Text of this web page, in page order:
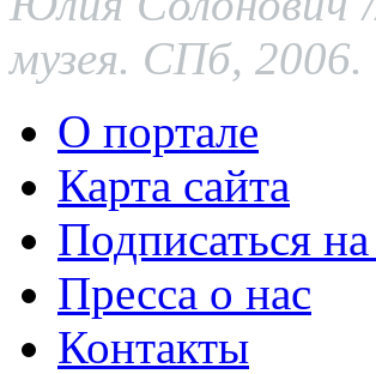
музея. СПб, 2006.
О портале
Карта сайта
Подписаться
Пресса о нас
Контакты